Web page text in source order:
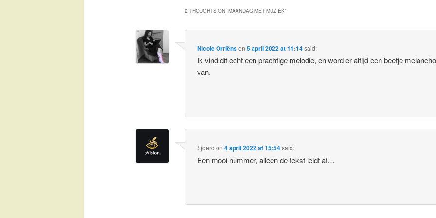
2 THOUGHTS ON “MAANDAG MET MUZIEK”
Nicole Orriënson5 april 2022 at 11:14said:
Ik vind dit echt een prachtige melodie, en word er altijd een beetje
van.
Sjoerd on4 april 2022 at 15:54said:
Een mooi nummer, alleen de tekst leidt af…